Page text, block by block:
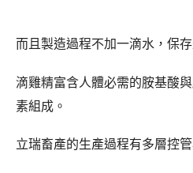
而且製造過程不加一滴水，保
滴雞精富含人體必需的胺基酸
素組成。
立瑞畜產的生產過程有多層控管